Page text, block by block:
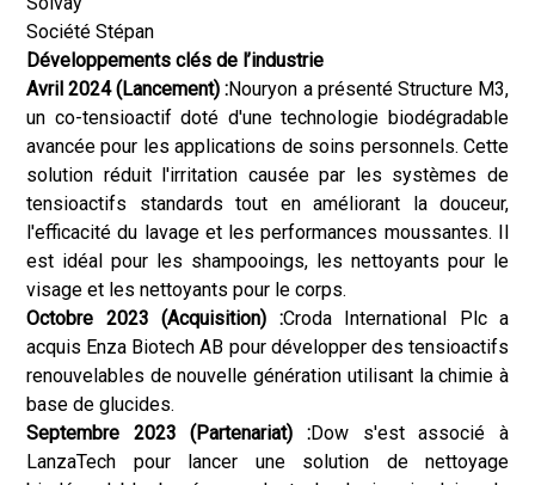
Société Stépan
Développements clés de l’industrie
Avril 2024 (Lancement) :Nouryon a présenté Structure M3,
un co-tensioactif doté d'une technologie biodégradable
avancée pour les applications de soins personnels. Cette
solution réduit l'irritation causée par les systèmes de
tensioactifs standards tout en améliorant la douceur,
l'efficacité du lavage et les performances moussantes. Il
est idéal pour les shampooings, les nettoyants pour le
visage et les nettoyants pour le corps.
Octobre 2023 (Acquisition) :Croda International Plc a
acquis Enza Biotech AB pour développer des tensioactifs
renouvelables de nouvelle génération utilisant la chimie à
base de glucides.
Septembre 2023 (Partenariat) :Dow s'est associé à
LanzaTech pour lancer une solution de nettoyage